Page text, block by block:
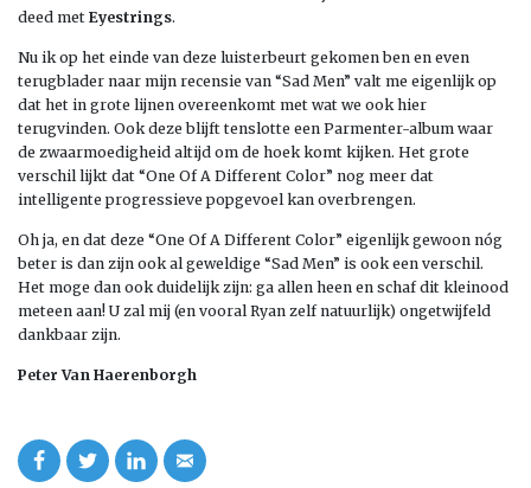
deed met Eyestrings.
Nu ik op het einde van deze luisterbeurt gekomen ben en even
terugblader naar mijn recensie van “Sad Men” valt me eigenlijk op
dat het in grote lijnen overeenkomt met wat we ook hier
terugvinden. Ook deze blijft tenslotte een Parmenter-album waar
de zwaarmoedigheid altijd om de hoek komt kijken. Het grote
verschil lijkt dat “One Of A Different Color” nog meer dat
intelligente progressieve popgevoel kan overbrengen.
Oh ja, en dat deze “One Of A Different Color” eigenlijk gewoon nóg
beter is dan zijn ook al geweldige “Sad Men” is ook een verschil.
Het moge dan ook duidelijk zijn: ga allen heen en schaf dit kleinood
meteen aan! U zal mij (en vooral Ryan zelf natuurlijk) ongetwijfeld
dankbaar zijn.
Peter Van Haerenborgh